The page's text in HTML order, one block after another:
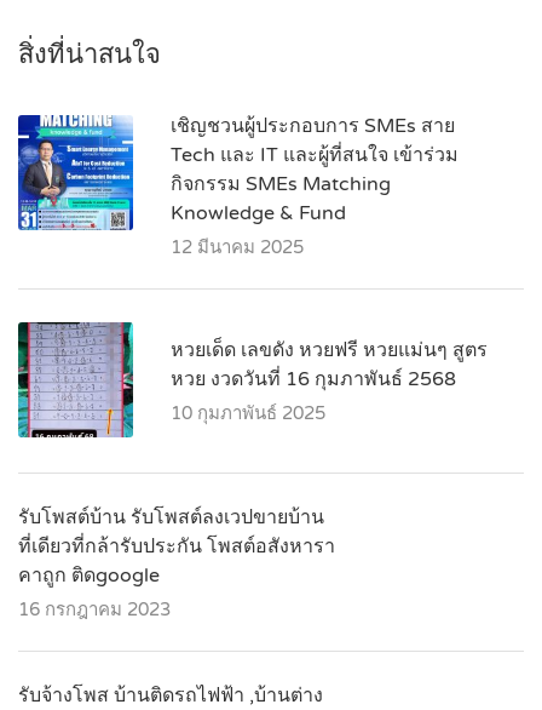
สิ่งที่น่าสนใจ
เชิญชวนผู้ประกอบการ SMEs สาย
Tech และ IT และผู้ที่สนใจ เข้าร่วม
กิจกรรม SMEs Matching
Knowledge & Fund
12 มีนาคม 2025
หวยเด็ด เลขดัง หวยฟรี หวยแม่นๆ สูตร
หวย งวดวันที่ 16 กุมภาพันธ์ 2568
10 กุมภาพันธ์ 2025
รับโพสต์บ้าน รับโพสต์ลงเวปขายบ้าน
ที่เดียวที่กล้ารับประกัน โพสต์อสังหารา
คาถูก ติดgoogle
16 กรกฎาคม 2023
รับจ้างโพส บ้านติดรถไฟฟ้า ,บ้านต่าง